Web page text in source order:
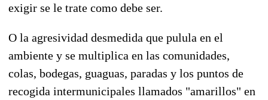
exigir se le trate como debe ser.
O la agresividad desmedida que pulula en el
ambiente y se multiplica en las comunidades,
colas, bodegas, guaguas, paradas y los puntos de
recogida intermunicipales llamados "amarillos" en